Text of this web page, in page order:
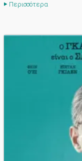
Περισσότερα